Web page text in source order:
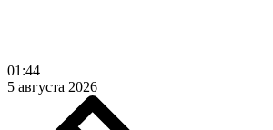
01:44
5 августа 2026